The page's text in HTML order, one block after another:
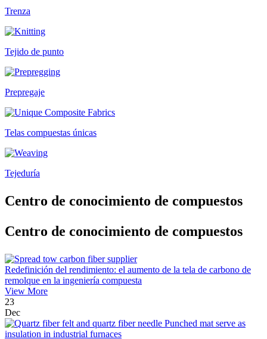
Trenza
Tejido de punto
Prepregaje
Telas compuestas únicas
Tejeduría
Centro de conocimiento de compuestos
Centro de conocimiento de compuestos
Redefinición del rendimiento: el aumento de la tela de carbono de
remolque en la ingeniería compuesta
View More
23
Dec